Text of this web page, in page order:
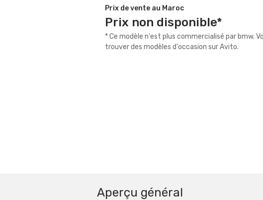
Prix de vente au Maroc
Prix non disponible*
* Ce modèle n'est plus commercialisé par bmw.
trouver des modèles d'occasion sur Avito.
Aperçu général